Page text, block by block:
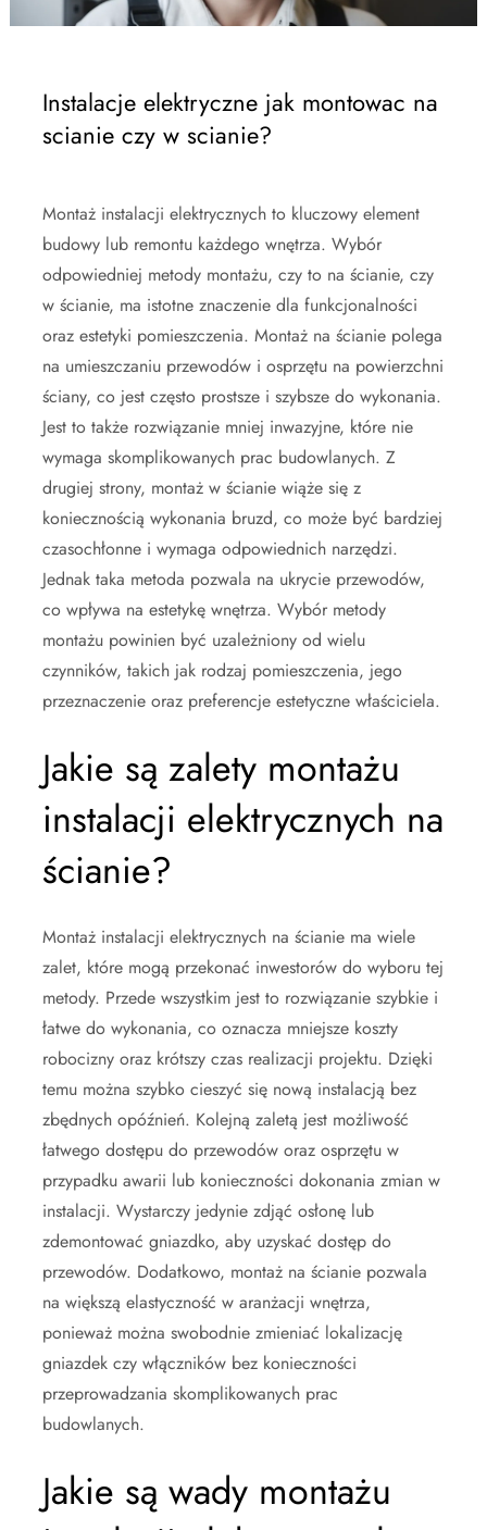
Instalacje elektryczne jak montowac na
scianie czy w scianie?
Montaż instalacji elektrycznych to kluczowy element
budowy lub remontu każdego wnętrza. Wybór
odpowiedniej metody montażu, czy to na ścianie, czy
w ścianie, ma istotne znaczenie dla funkcjonalności
oraz estetyki pomieszczenia. Montaż na ścianie polega
na umieszczaniu przewodów i osprzętu na powierzchni
ściany, co jest często prostsze i szybsze do wykonania.
Jest to także rozwiązanie mniej inwazyjne, które nie
wymaga skomplikowanych prac budowlanych. Z
drugiej strony, montaż w ścianie wiąże się z
koniecznością wykonania bruzd, co może być bardziej
czasochłonne i wymaga odpowiednich narzędzi.
Jednak taka metoda pozwala na ukrycie przewodów,
co wpływa na estetykę wnętrza. Wybór metody
montażu powinien być uzależniony od wielu
czynników, takich jak rodzaj pomieszczenia, jego
przeznaczenie oraz preferencje estetyczne właściciela.
Jakie są zalety montażu
instalacji elektrycznych na
ścianie?
Montaż instalacji elektrycznych na ścianie ma wiele
zalet, które mogą przekonać inwestorów do wyboru tej
metody. Przede wszystkim jest to rozwiązanie szybkie i
łatwe do wykonania, co oznacza mniejsze koszty
robocizny oraz krótszy czas realizacji projektu. Dzięki
temu można szybko cieszyć się nową instalacją bez
zbędnych opóźnień. Kolejną zaletą jest możliwość
łatwego dostępu do przewodów oraz osprzętu w
przypadku awarii lub konieczności dokonania zmian w
instalacji. Wystarczy jedynie zdjąć osłonę lub
zdemontować gniazdko, aby uzyskać dostęp do
przewodów. Dodatkowo, montaż na ścianie pozwala
na większą elastyczność w aranżacji wnętrza,
ponieważ można swobodnie zmieniać lokalizację
gniazdek czy włączników bez konieczności
przeprowadzania skomplikowanych prac
budowlanych.
Jakie są wady montażu